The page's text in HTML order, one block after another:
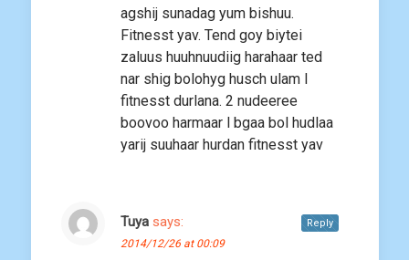
agshij sunadag yum bishuu.
Fitnesst yav. Tend goy biytei
zaluus huuhnuudiig harahaar ted
nar shig bolohyg husch ulam l
fitnesst durlana. 2 nudeeree
boovoo harmaar l bgaa bol hudlaa
yarij suuhaar hurdan fitnesst yav
Tuya says:
2014/12/26 at 00:09
Reply